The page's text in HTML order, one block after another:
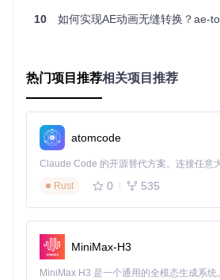
某电商APP需要在iOS和Android端保持
3. 实现原理：AE数据的JSON
3.1 数据提取层：深度访问AE内部API
工具通过After Effects的ExtendScript
节点开始递归获取所有元素信息，包括
率、尺寸）、合成设置（持续时间、背
换、效果、蒙版）以及关键帧数据（时
3.2 数据转换层：标准化JSON结构映射
将AE特有的数据类型（如颜色空间、
SON类型，例如将AE的时间码转换为
值从8位整数转换为0-1的浮点数，并建
10 如何实现AE动画无缝转换？ae-
热门项目推荐相关项目推荐
atomcode
Rust
0 535
MiniMax-H3